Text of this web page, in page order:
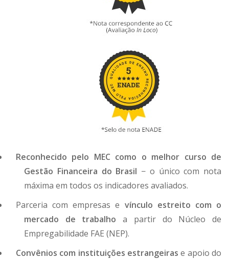
Reconhecido pelo MEC como o melhor curso de
Gestão Financeira do Brasil − o único com nota
máxima em todos os indicadores avaliados.
Parceria com empresas e vínculo estreito com o
mercado de trabalho a partir do Núcleo de
Empregabilidade FAE (NEP).
Convênios com instituições estrangeiras e apoio do